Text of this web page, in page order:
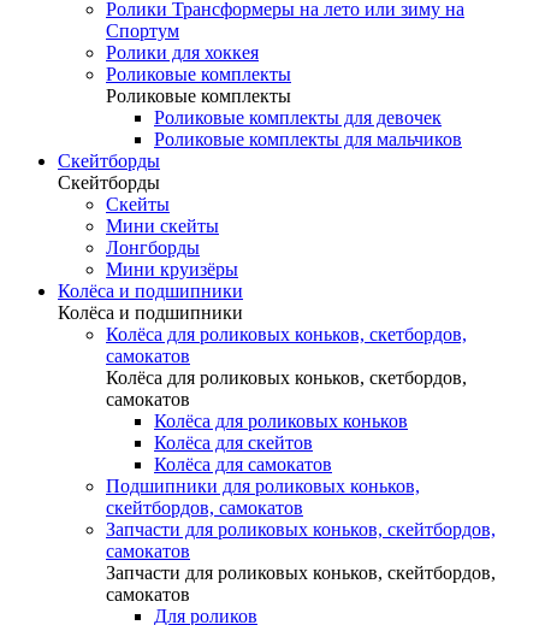
Ролики Трансформеры на лето или зиму на
Спортум
Ролики для хоккея
Роликовые комплекты
Роликовые комплекты
Роликовые комплекты для девочек
Роликовые комплекты для мальчиков
Скейтборды
Скейтборды
Скейты
Мини скейты
Лонгборды
Мини круизёры
Колёса и подшипники
Колёса и подшипники
Колёса для роликовых коньков, скетбордов,
самокатов
Колёса для роликовых коньков, скетбордов,
самокатов
Колёса для роликовых коньков
Колёса для скейтов
Колёса для самокатов
Подшипники для роликовых коньков,
скейтбордов, самокатов
Запчасти для роликовых коньков, скейтбордов,
самокатов
Запчасти для роликовых коньков, скейтбордов,
самокатов
Для роликов